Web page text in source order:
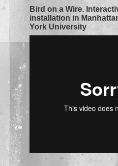
Bird on a Wire.
installation in
York University